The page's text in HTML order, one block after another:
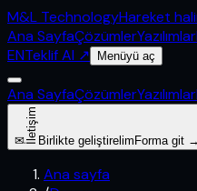
M&L TechnologyHareket
Ana SayfaÇözümlerYazılımlar
ENTeklif Al ↗ Menüyü aç
Ana SayfaÇözümlerYazılımlar
✉İletişimBirlikte geliştirelim Forma git →
Ana sayfa